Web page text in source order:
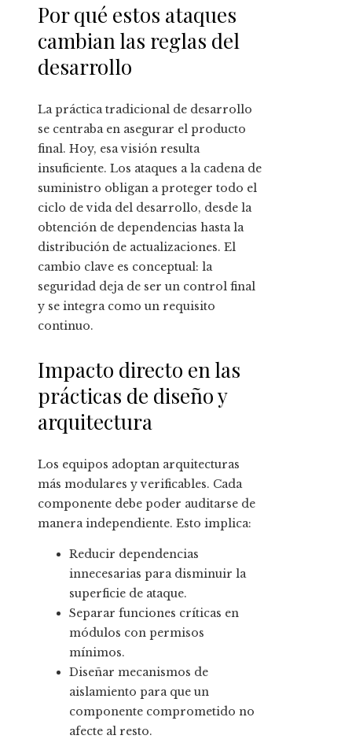
Por qué estos ataques
cambian las reglas del
desarrollo
La práctica tradicional de desarrollo
se centraba en asegurar el producto
final. Hoy, esa visión resulta
insuficiente. Los ataques a la cadena de
suministro obligan a proteger todo el
ciclo de vida del desarrollo, desde la
obtención de dependencias hasta la
distribución de actualizaciones. El
cambio clave es conceptual: la
seguridad deja de ser un control final
y se integra como un requisito
continuo.
Impacto directo en las
prácticas de diseño y
arquitectura
Los equipos adoptan arquitecturas
más modulares y verificables. Cada
componente debe poder auditarse de
manera independiente. Esto implica:
Reducir dependencias
innecesarias para disminuir la
superficie de ataque.
Separar funciones críticas en
módulos con permisos
mínimos.
Diseñar mecanismos de
aislamiento para que un
componente comprometido no
afecte al resto.